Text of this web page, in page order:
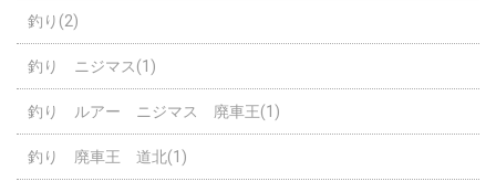
釣り(2)
釣り ニジマス(1)
釣り ルアー ニジマス 廃車王(1)
釣り 廃車王 道北(1)